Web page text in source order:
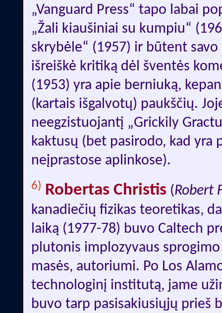
„Vanguard Press“ tapo labai
„Žali kiaušiniai su kumpiu“
skrybėle“ (1957) ir būtent savo
išreiškė kritiką dėl šventės
(1953) yra apie berniuką,
(kartais išgalvotų) paukščių.
neegzistuojantį „Grickily
kaktusų (bet pasirodo, kad yra
neįprastose aplinkose).
6) Robertas Christis (Robert
kanadiečių fizikas teoretikas,
laiką (1977-78) buvo Caltech
plutonis implozyvaus
masės, autoriumi. Po Los
technologinį institutą, jame
buvo tarp pasisakiusiųjų prieš